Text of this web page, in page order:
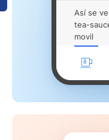
Así se
tea-
movil